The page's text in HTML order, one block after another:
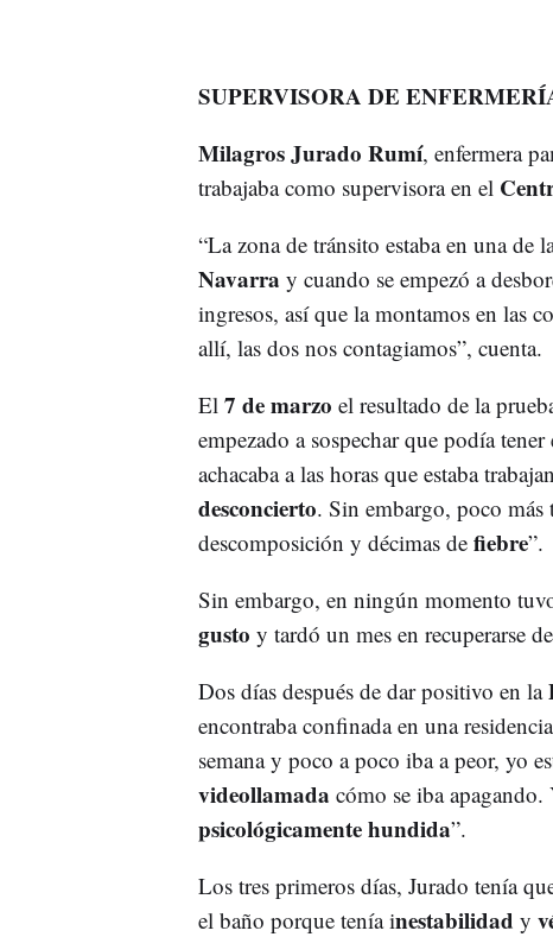
SUPERVISORA DE
Milagros Jurado Rumí, enfermera
trabajaba como supervisora en el
“La zona de tránsito estaba en una de
Navarra y cuando se empezó a
ingresos, así que la montamos en las
allí, las dos nos contagiamos”, cuenta.
El 7 de marzo el resultado de la
empezado a sospechar que podía tener
achacaba a las horas que estaba
desconcierto. Sin embargo, poco más
descomposición y décimas de fiebre”.
Sin embargo, en ningún momento
gusto y tardó un mes en recuperarse
Dos días después de dar positivo en la
encontraba confinada en una
semana y poco a poco iba a peor, yo
videollamada cómo se iba
psicológicamente hundida”.
Los tres primeros días, Jurado tenía
el baño porque tenía inestabilidad y